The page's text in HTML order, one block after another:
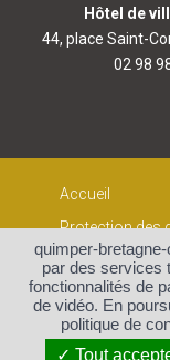
Hôtel de
44, place Saint-
02 98
Accueil
Protection des
gestion des
Contact
quimper-
par des services
fonctionnalités de
de vidéo. En
politique de
Tout